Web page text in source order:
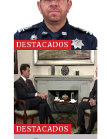
DESTACADOS
DESTACADOS